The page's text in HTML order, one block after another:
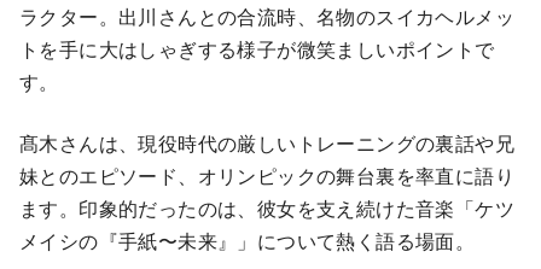
ラクター。出川さんとの合流時、名物のスイカヘルメッ
トを手に大はしゃぎする様子が微笑ましいポイントで
す。
髙木さんは、現役時代の厳しいトレーニングの裏話や兄
妹とのエピソード、オリンピックの舞台裏を率直に語り
ます。印象的だったのは、彼女を支え続けた音楽「ケツ
メイシの『手紙〜未来』」について熱く語る場面。